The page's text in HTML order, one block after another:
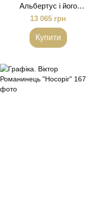
Альбертус і його
улюблений носоріг"
13 065 грн
Купити